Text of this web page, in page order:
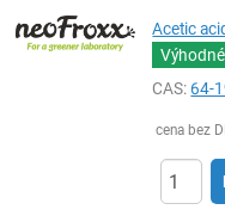
Acetic
CAS:64-
cena bez